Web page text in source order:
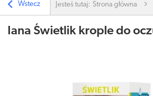
Wstecz Jesteś tutaj: Strona główna
Iana Świetlik krople do